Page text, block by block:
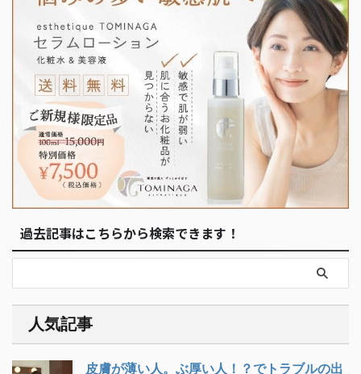
過去記事はこちらから検索できます！
人気記事
皮膚が薄い人。ぶ厚い人！？でトラブルの出